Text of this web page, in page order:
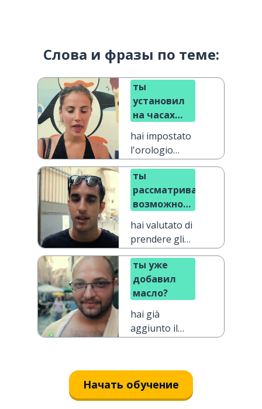
Слова и фразы по теме:
ты
установил
на часах
время?
hai impostato
l'orologio
correttamente?
ты
рассматривал
возможность
очки?
hai valutato di
prendere gli
occhiali?
ты уже
добавил
масло?
hai già
aggiunto il
Начать обучение